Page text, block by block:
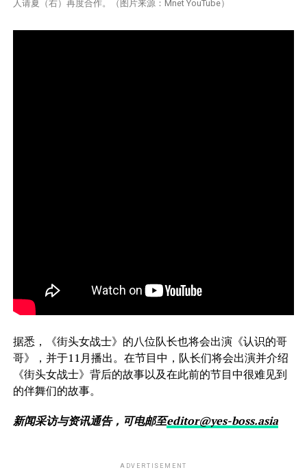
人请夏（右）再度合作。（图片来源：Mnet YouTube）
据悉，《街头女战士》的八位队长也将会出演《认识的哥
哥》，并于11月播出。在节目中，队长们将会出演并介绍
《街头女战士》背后的故事以及在此前的节目中很难见到
的伴舞们的故事。
新闻采访与资讯通告，可电邮至editor@yes-boss.asia
ADVERTISEMENT